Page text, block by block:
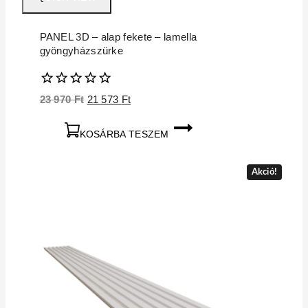
PANEL 3D – alap fekete – lamella
gyöngyházszürke
0
23 970Ft Original
was:
21 573 FtCurrent
KOSÁRBA TESZEM
Akció!